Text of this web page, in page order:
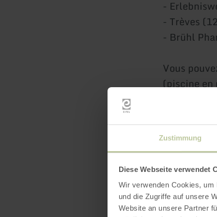
Zustimmung
Diese Webseite verwendet
Wir verwenden Cookies,
und die Zugriffe auf unsere
Website an unsere Partner
-
- Trèves
- Brühl
Vous
(piscine en
Il y a aussi
Plusieurs
Gemünd.